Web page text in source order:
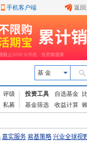
手机客户端 返
基 金
评级
私募
投资工具 自选基金
基金筛选
收益计算